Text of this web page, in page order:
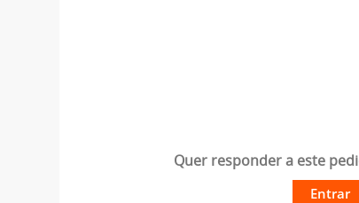
Quer responder a este
Entrar